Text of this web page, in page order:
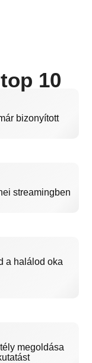
top 10
bizonyított
streamingben
a halálod oka
megoldása